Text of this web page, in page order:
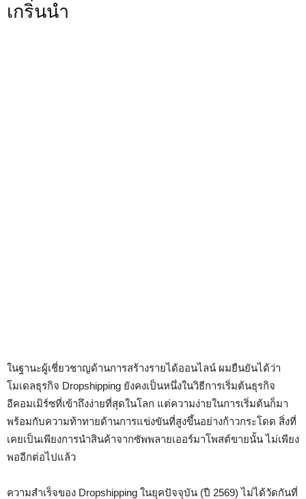
เกริ่นนำ
ในฐานะผู้เชี่ยวชาญด้านการสร้างรายได้ออนไลน์ ผมยืนยันได้ว่า
โมเดลธุรกิจ Dropshipping ยังคงเป็นหนึ่งในวิธีการเริ่มต้นธุรกิจ
อีคอมเมิร์ซที่เข้าถึงง่ายที่สุดในโลก แต่ความง่ายในการเริ่มต้นก็มา
พร้อมกับความท้าทายด้านการแข่งขันที่สูงขึ้นอย่างก้าวกระโดด สิ่งที่
เคยเป็นเพียงการนำสินค้าจากซัพพลายเออร์มาโพสต์ขายนั้น ไม่เพียง
พออีกต่อไปแล้ว
ความสำเร็จของ Dropshipping ในยุคปัจจุบัน (ปี 2569) ไม่ได้วัดกันที่